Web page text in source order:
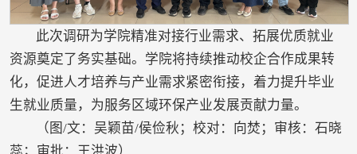
此次调研为学院精准对接行业需求、拓展优质就业
资源奠定了务实基础。学院将持续推动校企合作成果转
化，促进人才培养与产业需求紧密衔接，着力提升毕业
生就业质量，为服务区域环保产业发展贡献力量。
（图/文：吴颖苗/侯俭秋；校对：向焚；审核：石晓